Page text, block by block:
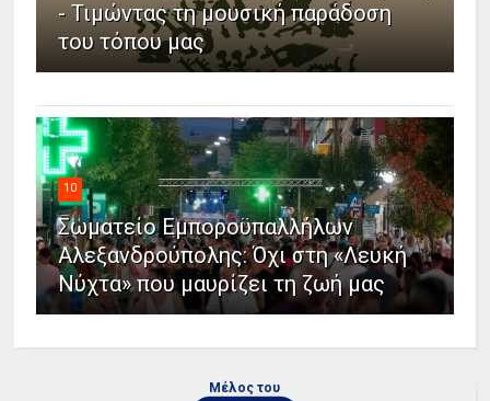
- Τιμώντας τη μουσική παράδοση
του τόπου μας
10
Σωματείο Εμποροϋπαλλήλων
Αλεξανδρούπολης: Όχι στη «Λευκή
Νύχτα» που μαυρίζει τη ζωή μας
Μέλος του